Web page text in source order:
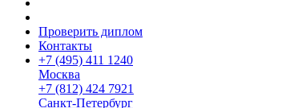
Проверить диплом
Контакты
+7 (495) 411 1240
Москва
+7 (812) 424 7921
Санкт-Петербург